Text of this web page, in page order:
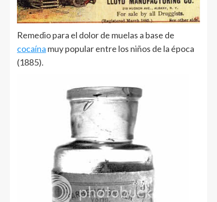
Remedio para el dolor de muelas a base de
cocaína muy popular entre los niños de la época
(1885).